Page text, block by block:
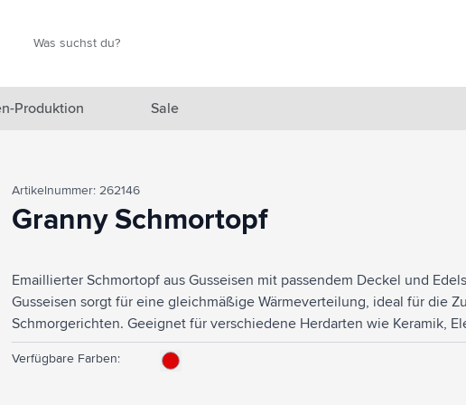
anzeigen
anzeigen
& Reisen anzeigen
Wohnen anzeigen
anzeigen
Produktion Sale
Artikelnummer: 262146
Granny Schmortopf
Emaillierter Schmortopf aus Gusseisen mit passendem Deckel und
Gusseisen sorgt für eine gleichmäßige Wärmeverteilung, ideal für die
Schmorgerichten. Geeignet für verschiedene Herdarten wie Keramik,
Spülmaschinenfest. Eine perfekte Kombination aus Stil und
Verfügbare Farben: